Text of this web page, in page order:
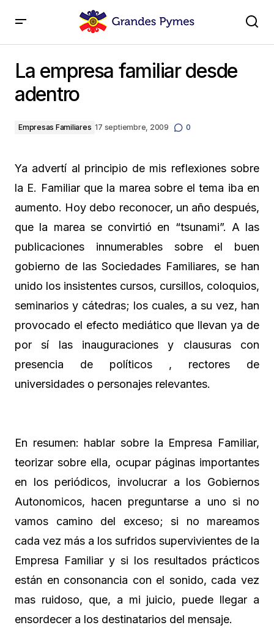
La empresa familiar desde
adentro
Empresas Familiares 17 septiembre, 2009 0
Ya advertí al principio de mis reflexiones sobre
la E. Familiar que la marea sobre el tema iba en
aumento. Hoy debo reconocer, un año después,
que la marea se convirtió en “tsunami”. A las
publicaciones innumerables sobre el buen
gobierno de las Sociedades Familiares, se han
unido los insistentes cursos, cursillos, coloquios,
seminarios y cátedras; los cuales, a su vez, han
provocado el efecto mediático que llevan ya de
por sí las inauguraciones y clausuras con
presencia de políticos , rectores de
universidades o personajes relevantes.
En resumen: hablar sobre la Empresa Familiar,
teorizar sobre ella, ocupar páginas importantes
en los periódicos, involucrar a los Gobiernos
Autonomicos, hacen preguntarse a uno si no
vamos camino del exceso; si no mareamos
cada vez más a los sufridos supervivientes de la
Empresa Familiar y si los resultados prácticos
están en consonancia con el sonido, cada vez
mas ruidoso, que, a mi juicio, puede llegar a
ensordecer a los destinatarios del mensaje.